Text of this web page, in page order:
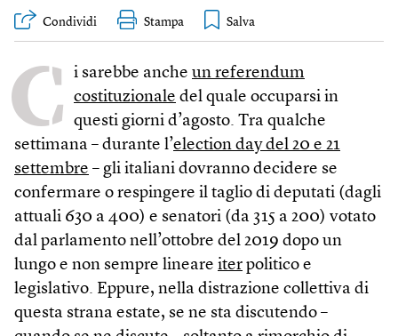
Condividi Stampa
C i sarebbe anche un referendum
costituzionale del quale occuparsi in
questi giorni d’agosto. Tra qualche
settimana – durante l’election day del 20 e 21
settembre – gli italiani dovranno decidere se
confermare o respingere il taglio di deputati (dagli
attuali 630 a 400) e senatori (da 315 a 200) votato
dal parlamento nell’ottobre del 2019 dopo un
lungo e non sempre lineare iter politico e
legislativo. Eppure, nella distrazione collettiva di
questa strana estate, se ne sta discutendo –